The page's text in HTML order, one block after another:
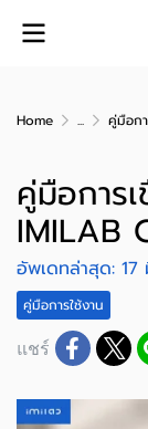
Home ... คู่มือก
คู่มือการ
IMILAB
อัพเดทล่าสุด: 17
คู่มือการใช้งาน
แชร์